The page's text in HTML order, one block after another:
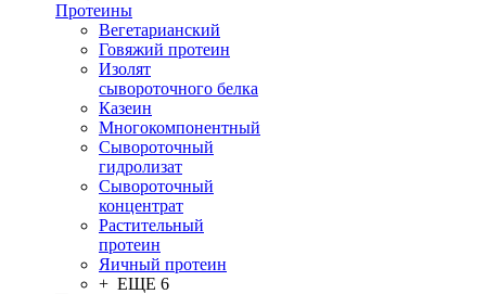
Протеины
Вегетарианский
Говяжий протеин
Изолят
сывороточного белка
Казеин
Многокомпонентный
Сывороточный
гидролизат
Сывороточный
концентрат
Растительный
протеин
Яичный протеин
+ ЕЩЕ 6